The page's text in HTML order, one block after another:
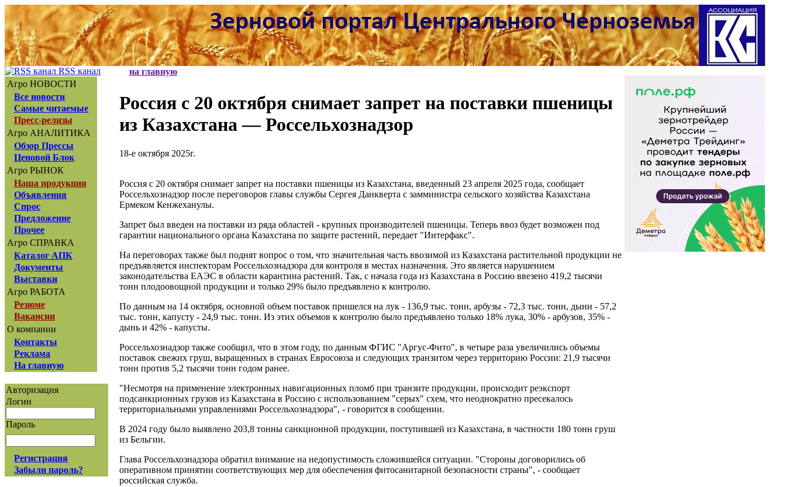
RSS канал
Агро НОВОСТИ
Все новости
Самые читаемые
Пресс-релизы
Агро АНАЛИТИКА
Обзор Прессы
Ценовой Блок
Агро РЫНОК
Наша продукция
Объявления
Спрос
Предложение
Прочее
Агро СПРАВКА
Каталог АПК
Документы
Выставки
Агро РАБОТА
Резюме
Вакансии
О компании
Контакты
Реклама
На главную
Авторизация
Логин
Пароль
Регистрация
Забыли пароль?
на главную
Россия с 20 октября снимает запрет на поставки пшеницы
из Казахстана — Россельхознадзор
18-е октября 2025г.
Россия с 20 октября снимает запрет на поставки пшеницы из Казахстана, введенный 23 апреля 2025 года, сообщает
Россельхознадзор после переговоров главы службы Сергея Данкверта с замминистра сельского хозяйства Казахстана
Ермеком Кенжеханулы.
Запрет был введен на поставки из ряда областей - крупных производителей пшеницы. Теперь ввоз будет возможен под
гарантии национального органа Казахстана по защите растений, передает "Интерфакс".
На переговорах также был поднят вопрос о том, что значительная часть ввозимой из Казахстана растительной продукции не
предъявляется инспекторам Россельхознадзора для контроля в местах назначения. Это является нарушением
законодательства ЕАЭС в области карантина растений. Так, с начала года из Казахстана в Россию ввезено 419,2 тысячи
тонн плодоовощной продукции и только 29% было предъявлено к контролю.
По данным на 14 октября, основной объем поставок пришелся на лук - 136,9 тыс. тонн, арбузы - 72,3 тыс. тонн, дыни - 57,2
тыс. тонн, капусту - 24,9 тыс. тонн. Из этих объемов к контролю было предъявлено только 18% лука, 30% - арбузов, 35% -
дынь и 42% - капусты.
Россельхознадзор также сообщил, что в этом году, по данным ФГИС "Аргус-Фито", в четыре раза увеличились объемы
поставок свежих груш, выращенных в странах Евросоюза и следующих транзитом через территорию России: 21,9 тысячи
тонн против 5,2 тысячи тонн годом ранее.
"Несмотря на применение электронных навигационных пломб при транзите продукции, происходит реэкспорт
подсанкционных грузов из Казахстана в Россию с использованием "серых" схем, что неоднократно пресекалось
территориальными управлениями Россельхознадзора", - говорится в сообщении.
В 2024 году было выявлено 203,8 тонны санкционной продукции, поступившей из Казахстана, в частности 180 тонн груш
из Бельгии.
Глава Россельхознадзора обратил внимание на недопустимость сложившейся ситуации. "Стороны договорились об
оперативном принятии соответствующих мер для обеспечения фитосанитарной безопасности страны", - сообщает
российская служба.